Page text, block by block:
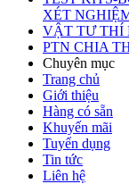
XÉT
VẬT TƯ THÍ
PTN CHIA
Chuyên mục
Trang chủ
Giới thiệu
Hàng có sẵn
Khuyến mãi
Tuyển dụng
Tin tức
Liên hệ